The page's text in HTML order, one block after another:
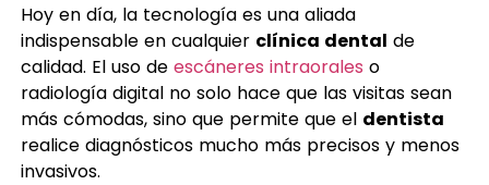
Hoy en día, la tecnología es una aliada
indispensable en cualquier clínica dental de
calidad. El uso de escáneres intraorales o
radiología digital no solo hace que las visitas sean
más cómodas, sino que permite que el dentista
realice diagnósticos mucho más precisos y menos
invasivos.